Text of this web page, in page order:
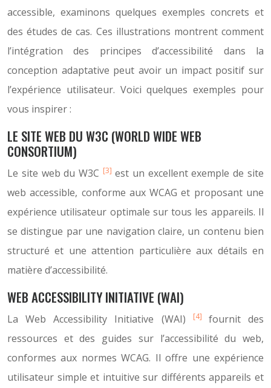
accessible, examinons quelques exemples concrets et
des études de cas. Ces illustrations montrent comment
l’intégration des principes d’accessibilité dans la
conception adaptative peut avoir un impact positif sur
l’expérience utilisateur. Voici quelques exemples pour
vous inspirer :
LE SITE WEB DU W3C (WORLD WIDE WEB
CONSORTIUM)
Le site web du W3C [3] est un excellent exemple de site
web accessible, conforme aux WCAG et proposant une
expérience utilisateur optimale sur tous les appareils. Il
se distingue par une navigation claire, un contenu bien
structuré et une attention particulière aux détails en
matière d’accessibilité.
WEB ACCESSIBILITY INITIATIVE (WAI)
La Web Accessibility Initiative (WAI) [4] fournit des
ressources et des guides sur l’accessibilité du web,
conformes aux normes WCAG. Il offre une expérience
utilisateur simple et intuitive sur différents appareils et